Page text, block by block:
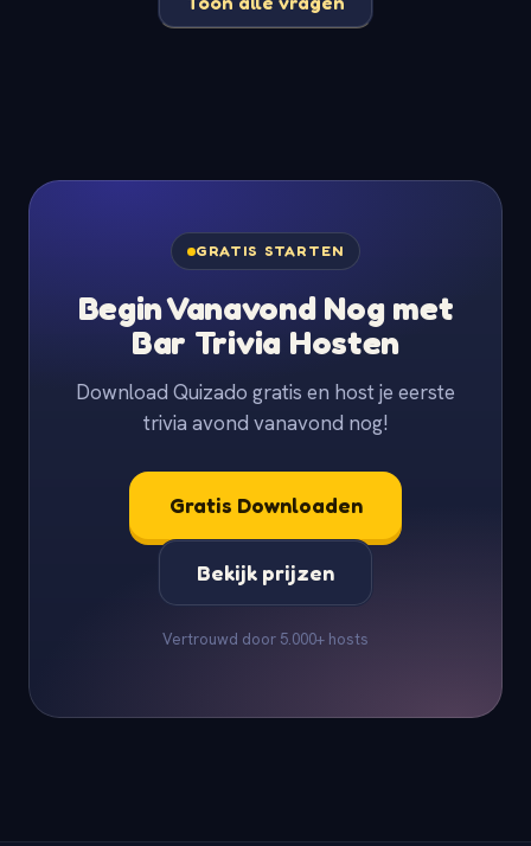
GRATIS STARTEN
Begin Vanavond Nog met
Bar Trivia Hosten
Download Quizado gratis en host je eerste
trivia avond vanavond nog!
Gratis Downloaden
Bekijk prijzen
Vertrouwd door 5.000+ hosts